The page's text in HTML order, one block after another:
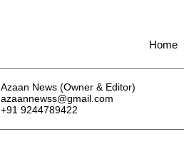
Home
Azaan News (Owner & Editor)
azaannewss@gmail.com
+91 9244789422